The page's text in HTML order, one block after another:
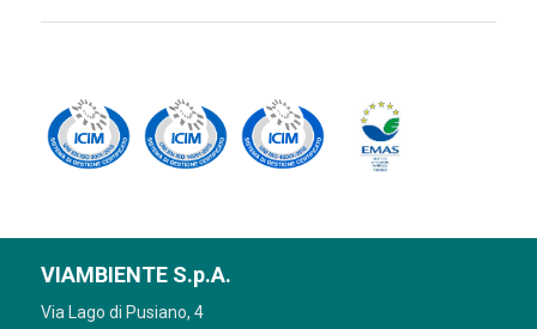
VIAMBIENTE S.p.A.
Via Lago di Pusiano, 4